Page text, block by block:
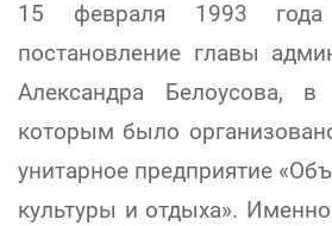
15 февраля 1993
постановление главы
Александра Белоусова, в
которым было
унитарное предприятие
культуры и отдыха».